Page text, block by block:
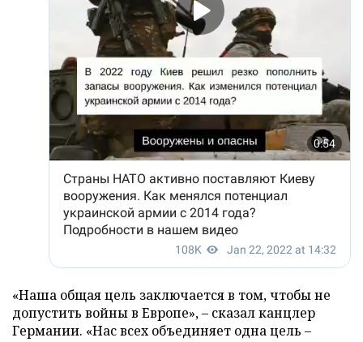
«Наша общая цель заключается в том, чтобы не
допустить войны в Европе», – сказал канцлер
Германии. «Нас всех объединяет одна цель –